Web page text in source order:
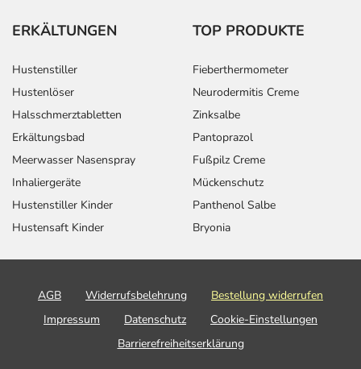
ERKÄLTUNGEN
Hustenstiller
Hustenlöser
Halsschmerztabletten
Erkältungsbad
Meerwasser Nasenspray
Inhaliergeräte
Hustenstiller Kinder
Hustensaft Kinder
TOP PRODUKTE
Fieberthermometer
Neurodermitis Creme
Zinksalbe
Pantoprazol
Fußpilz Creme
Mückenschutz
Panthenol Salbe
Bryonia
AGB Widerrufsbelehrung
Bestellung widerrufen
Impressum
Datenschutz
Cookie-Einstellungen
Barrierefreiheitserklärung